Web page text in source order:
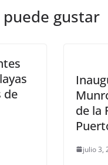
gustar
de
de la
julio 3,